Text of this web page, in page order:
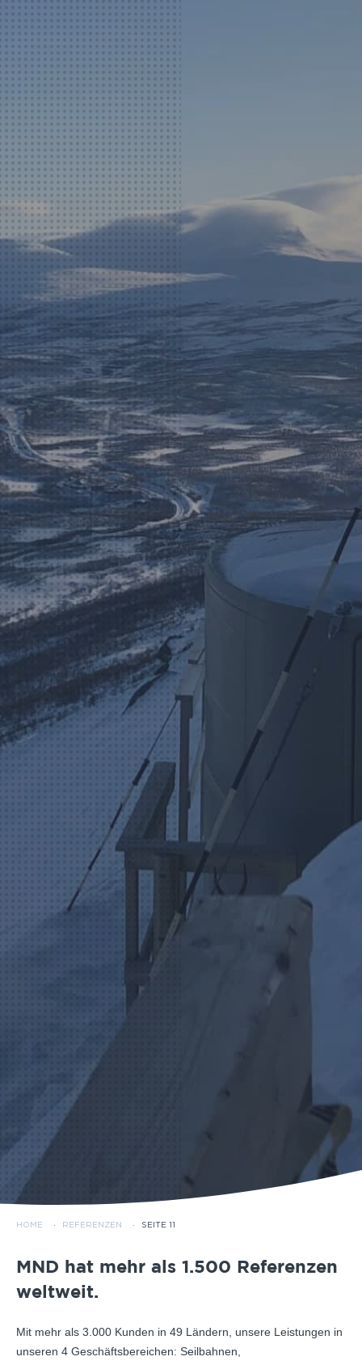
HOME · REFERENZEN · SEITE 11
MND hat mehr als 1.500 Referenzen
weltweit.
Mit mehr als 3.000 Kunden in 49 Ländern, unsere Leistungen in
unseren 4 Geschäftsbereichen: Seilbahnen,